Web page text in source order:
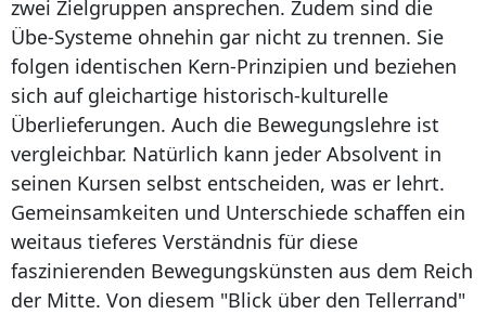
zwei Zielgruppen ansprechen. Zudem sind die
Übe-Systeme ohnehin gar nicht zu trennen. Sie
folgen identischen Kern-Prinzipien und beziehen
sich auf gleichartige historisch-kulturelle
Überlieferungen. Auch die Bewegungslehre ist
vergleichbar. Natürlich kann jeder Absolvent in
seinen Kursen selbst entscheiden, was er lehrt.
Gemeinsamkeiten und Unterschiede schaffen ein
weitaus tieferes Verständnis für diese
faszinierenden Bewegungskünsten aus dem Reich
der Mitte. Von diesem "Blick über den Tellerrand"